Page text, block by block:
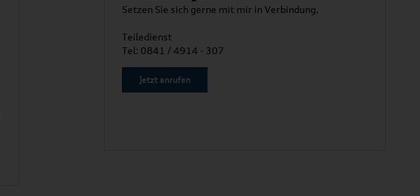
Setzen Sie sich gerne mit mir in Verbindung.
Teiledienst
Tel: 0841 / 4914 - 307
Jetzt anrufen